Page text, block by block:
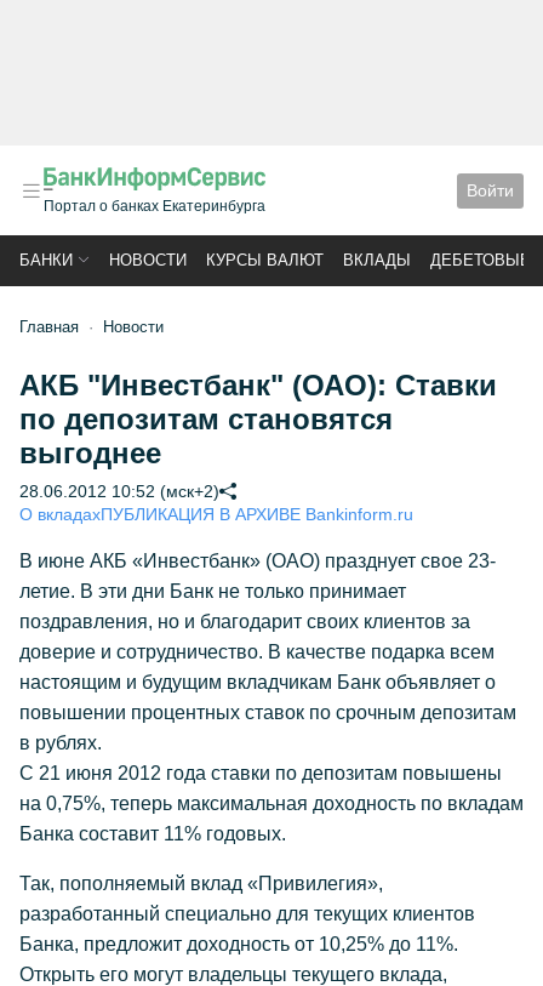
Портал о банках Екатеринбурга
Войти
БАНКИ НОВОСТИ КУРСЫ ВАЛЮТ ВКЛАДЫ ДЕБЕТОВЫЕ
Главная Новости
АКБ "Инвестбанк" (ОАО): Ставки
по депозитам становятся
выгоднее
28.06.2012 10:52 (мск+2)
О вкладахПУБЛИКАЦИЯ В АРХИВЕ Bankinform.ru
В июне АКБ «Инвестбанк» (ОАО) празднует свое 23-
летие. В эти дни Банк не только принимает
поздравления, но и благодарит своих клиентов за
доверие и сотрудничество. В качестве подарка всем
настоящим и будущим вкладчикам Банк объявляет о
повышении процентных ставок по срочным депозитам
в рублях.
С 21 июня 2012 года ставки по депозитам повышены
на 0,75%, теперь максимальная доходность по вкладам
Банка составит 11% годовых.
Так, пополняемый вклад «Привилегия»,
разработанный специально для текущих клиентов
Банка, предложит доходность от 10,25% до 11%.
Открыть его могут владельцы текущего вклада,